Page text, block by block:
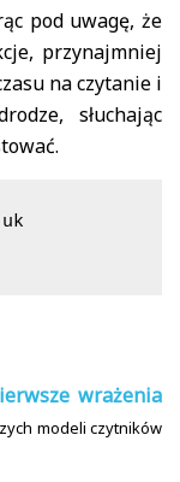
pod uwagę, że
przynajmniej
na czytanie i
słuchając
wrażenia
modeli czytników